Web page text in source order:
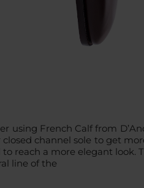
using French Calf from
channel sole to get
reach a more elegant look.
line of the